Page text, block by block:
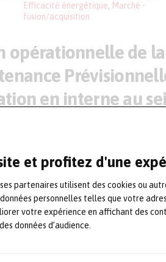
et profitez d'une
partenaires utilisent des cookies ou
personnelles telles que votre
votre expérience en affichant des
données d’audience.
Efficacité énergétique
Marché -
fusion/acquisition
opérationnelle de la
en interne au
Industrie et Maintenance 4.0
production,Maintenance prévisionnelle
Solution / technologie
prévisionnelle) ; utilisation en interne au
(groupe Vinci Énergies) d’une solution
des équipements.